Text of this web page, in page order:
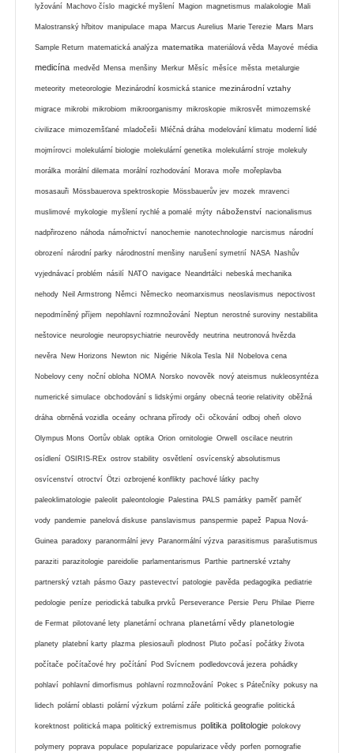
lyžování Machovo číslo magické myšlení Magion magnetismus malakologie Mali
Malostranský hřbitov manipulace mapa Marcus Aurelius Marie Terezie Mars Mars
Sample Return matematická analýza matematika materiálová věda Mayové média
medicína medvěd Mensa menšiny Merkur Měsíc měsíce města metalurgie
meteority meteorologie Mezinárodní kosmická stanice mezinárodní vztahy
migrace mikrobi mikrobiom mikroorganismy mikroskopie mikrosvět mimozemské
civilizace mimozemšťané mladočeši Mléčná dráha modelování klimatu moderní lidé
mojmírovci molekulární biologie molekulární genetika molekulární stroje molekuly
morálka morální dilemata morální rozhodování Morava moře mořeplavba
mosasauři Mössbauerova spektroskopie Mössbauerův jev mozek mravenci
muslimové mykologie myšlení rychlé a pomalé mýty náboženství nacionalismus
nadpřirozeno náhoda námořnictví nanochemie nanotechnologie narcismus národní
obrození národní parky národnostní menšiny narušení symetrií NASA Nashův
vyjednávací problém násilí NATO navigace Neandrtálci nebeská mechanika
nehody Neil Armstrong Němci Německo neomarxismus neoslavismus nepoctivost
nepodmíněný příjem nepohlavní rozmnožování Neptun nerostné suroviny nestabilita
neštovice neurologie neuropsychiatrie neurovědy neutrina neutronová hvězda
nevěra New Horizons Newton nic Nigérie Nikola Tesla Nil Nobelova cena
Nobelovy ceny noční obloha NOMA Norsko novověk nový ateismus nukleosyntéza
numerické simulace obchodování s lidskými orgány obecná teorie relativity oběžná
dráha obrněná vozidla oceány ochrana přírody oči očkování odboj oheň olovo
Olympus Mons Oortův oblak optika Orion ornitologie Orwell oscilace neutrin
osídlení OSIRIS-REx ostrov stability osvětlení osvícenský absolutismus
osvícenství otroctví Ötzi ozbrojené konflikty pachové látky pachy
paleoklimatologie paleolit paleontologie Palestina PALS památky paměť paměť
vody pandemie panelová diskuse panslavismus panspermie papež Papua Nová-
Guinea paradoxy paranormální jevy Paranormální výzva parasitismus parašutismus
paraziti parazitologie pareidolie parlamentarismus Parthie partnerské vztahy
partnerský vztah pásmo Gazy pastevectví patologie pavěda pedagogika pediatrie
pedologie peníze periodická tabulka prvků Perseverance Persie Peru Philae Pierre
de Fermat pilotované lety planetární ochrana planetární vědy planetologie
planety platební karty plazma plesiosauři plodnost Pluto počasí počátky života
počítače počítačové hry počítání Pod Svícnem podledovcová jezera pohádky
pohlaví pohlavní dimorfismus pohlavní rozmnožování Pokec s Pátečníky pokusy na
lidech polární oblasti polární výzkum polární záře politická geografie politická
korektnost politická mapa politický extremismus politika politologie polokovy
polymery poprava populace popularizace popularizace vědy porfen pornografie